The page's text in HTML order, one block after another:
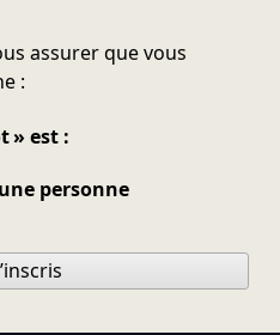
assurer que vous
:
» est :
une personne